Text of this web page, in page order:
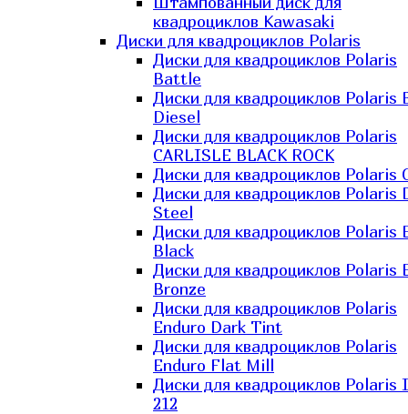
квадроциклов Kawasaki​
Диски для квадроциклов Polaris
Диски для квадроциклов Polaris
Battle
Диски для квадроциклов Polaris
Diesel
Диски для квадроциклов Polaris
CARLISLE BLACK ROCK
Диски для квадроциклов Polaris
Диски для квадроциклов Polaris
Steel
Диски для квадроциклов Polaris
Black
Диски для квадроциклов Polaris
Bronze
Диски для квадроциклов Polaris
Enduro Dark Tint
Диски для квадроциклов Polaris
Enduro Flat Mill
Диски для квадроциклов Polaris
212